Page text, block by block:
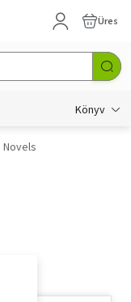
Üres
Könyv
Novels